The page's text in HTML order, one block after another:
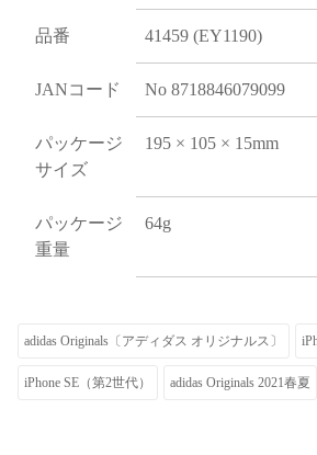
品番 41459 (EY1190)
JANコード No 8718846079099
パッケージ
サイズ
195 × 105 × 15mm
パッケージ
重量
64g
adidas Originals〔アディダス オリジナルス〕
iPhone SE（第2世代） adidas Originals 2021春夏